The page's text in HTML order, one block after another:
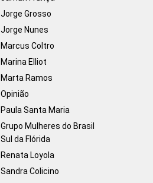
Jorge Grosso
Jorge Nunes
Marcus Coltro
Marina Elliot
Marta Ramos
Opinião
Paula Santa Maria
Grupo Mulheres do Brasil
Sul da Flórida
Renata Loyola
Sandra Colicino